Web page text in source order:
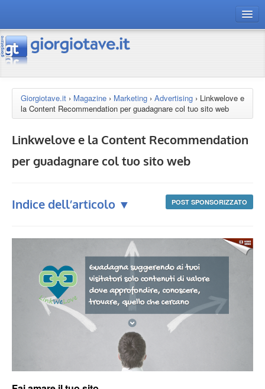
connect gt
risorse
Chi siamo
Giorgiotave.it › Magazine › Marketing › Advertising › Linkwelove e
la Content Recommendation per guadagnare col tuo sito web
Linkwelove e la Content Recommendation
per guadagnare col tuo sito web
POST SPONSORIZZATO
Indice dell’articolo ▼
Native Advertising
Content Marketing
Content Recommendation
I vantaggi della Content Recommendation
I vantaggi per gli inserzionisti
I vantaggi per gli editori